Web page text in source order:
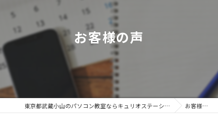
お客様の声
東京都武蔵小山のパソコン教室ならキュリオステーション 武蔵小山店 お客様の声